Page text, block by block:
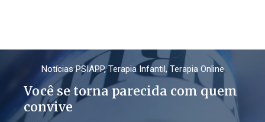
Notícias PSIAPP,Terapia Infantil,Terapia Online
Você se torna parecida com quem
convive